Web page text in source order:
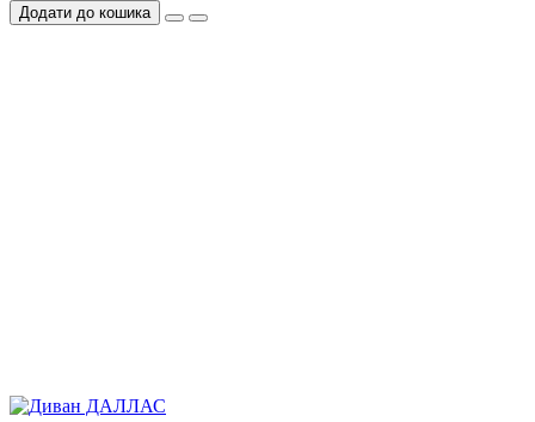
Додати до кошика